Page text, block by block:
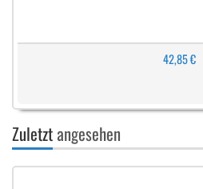
42,85 €
Zuletztangesehen